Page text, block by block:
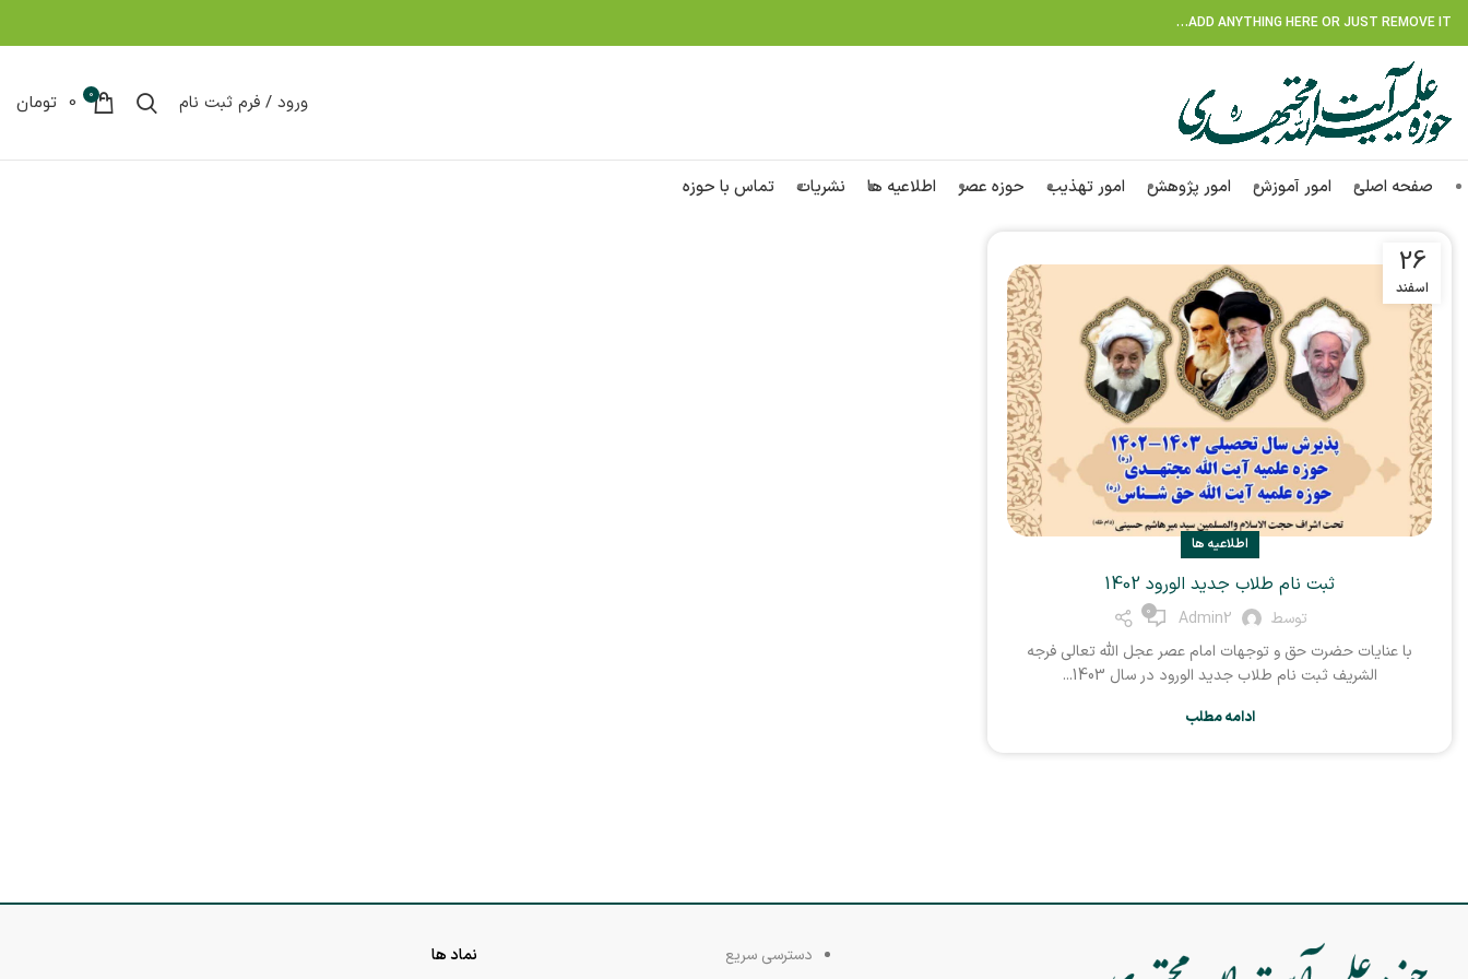
ADD ANYTHING HERE OR JUST REMOVE IT…
ورود / فرم ثبت نام 0
0 تومان
صفحه اصلی امور آموزش امور پژوهش امور تهذیب حوزه عصر اطلاعیه ها نشریات تماس با حوزه
26
اسفند
اطلاعیه ها
ثبت نام طلاب جدید الورود 1402
توسط Admin2
0
با عنایات حضرت حق و توجهات امام عصر عجل الله تعالی فرجه
الشریف ثبت نام طلاب جدید الورود در سال 1403...
ادامه مطلب
دسترسی سریع نماد ها